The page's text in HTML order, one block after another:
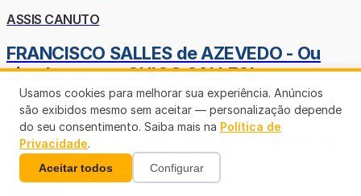
ASSIS CANUTO
FRANCISCO SALLES de AZEVEDO - Ou
simplesmente CHICO SALLES!
ARIMAR SOUZA DE SÁ
Então, é Natal... Ah! O Natal... - Reflexão -
por Arimar Souza de Sá
Usamos cookies para melhorar sua experiência. Anúncios
são exibidos mesmo sem aceitar — personalização depende
do seu consentimento. Saiba mais na Política de
Privacidade.
Aceitar todos Configurar